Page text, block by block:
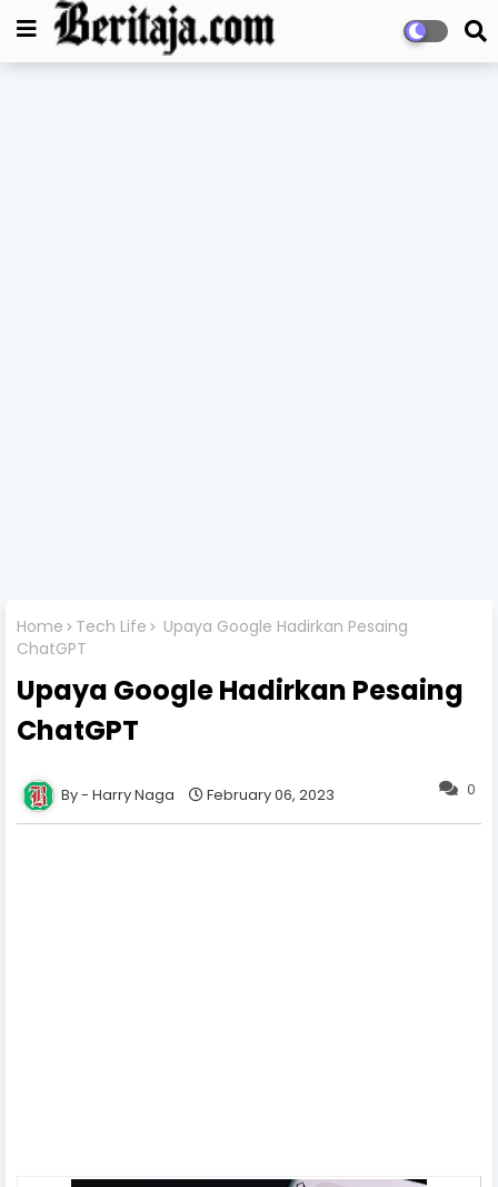
Home Tech Life
Upaya Google Hadirkan Pesaing
ChatGPT
Upaya Google Hadirkan Pesaing
ChatGPT
0
Harry Naga February 06, 2023